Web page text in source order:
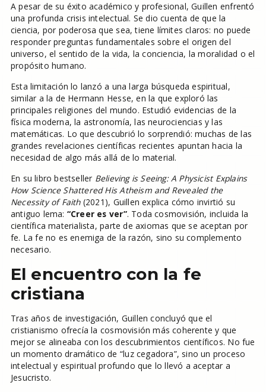
A pesar de su éxito académico y profesional, Guillen enfrentó
una profunda crisis intelectual. Se dio cuenta de que la
ciencia, por poderosa que sea, tiene límites claros: no puede
responder preguntas fundamentales sobre el origen del
universo, el sentido de la vida, la conciencia, la moralidad o el
propósito humano.
Esta limitación lo lanzó a una larga búsqueda espiritual,
similar a la de Hermann Hesse, en la que exploró las
principales religiones del mundo. Estudió evidencias de la
física moderna, la astronomía, las neurociencias y las
matemáticas. Lo que descubrió lo sorprendió: muchas de las
grandes revelaciones científicas recientes apuntan hacia la
necesidad de algo más allá de lo material.
En su libro bestseller Believing is Seeing: A Physicist Explains
How Science Shattered His Atheism and Revealed the
Necessity of Faith(2021), Guillen explica cómo invirtió su
antiguo lema: “Creer es ver”. Toda cosmovisión, incluida la
científica materialista, parte de axiomas que se aceptan por
fe. La fe no es enemiga de la razón, sino su complemento
necesario.
El encuentro con la fe
cristiana
Tras años de investigación, Guillen concluyó que el
cristianismo ofrecía la cosmovisión más coherente y que
mejor se alineaba con los descubrimientos científicos. No fue
un momento dramático de “luz cegadora”, sino un proceso
intelectual y espiritual profundo que lo llevó a aceptar a
Jesucristo.